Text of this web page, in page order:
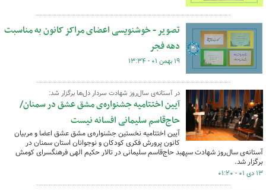
تصویر - خوشنویسی اعضای مراکز کانون به مناسبت
دهه فجر
۱۹ بهمن ۰۱ - ۱۳:۳۴
در آستانه‌ی سال‌روز شهادت سردار دل‌ها برگزار شد:
آیین اختتامیه جشنواره‌ی مشق عشق در سمنان/
حاج‌قاسم سلیمانی افسانه نیست
آیین اختتامیه نخستین جشنواره‌ی مشق عشق اعضا و مربیان
کانون پرورش فکری کودکان و نوجوانان استان سمنان در
آستانه‌ی سال‌روز شهادت سپهبد حاج‌قاسم سلیمانی در تالار حکیم الهی فرهنگسرای کومش
برگزار شد.
۱۳ دی ۰۱ - ۰۱:۲۰